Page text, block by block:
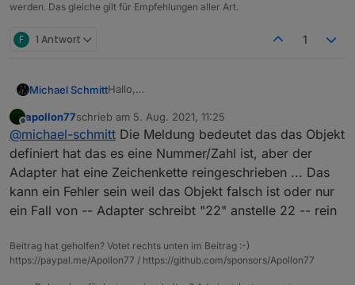
werden. Das gleiche gilt für Empfehlungen aller Art.
F 1 Antwort 1
Michael SchmittHallo,
Offline
apollon77schrieb am 5. Aug. 2021, 11:25
zuletzt editiert von
@michael-schmitt Die Meldung bedeutet das das Objekt
definiert hat das es eine Nummer/Zahl ist, aber der
Adapter hat eine Zeichenkette reingeschrieben ... Das
kann ein Fehler sein weil das Objekt falsch ist oder nur
ein Fall von -- Adapter schreibt "22" anstelle 22 -- rein
Beitrag hat geholfen? Votet rechts unten im Beitrag :-)
https://paypal.me/Apollon77 / https://github.com/sponsors/Apollon77